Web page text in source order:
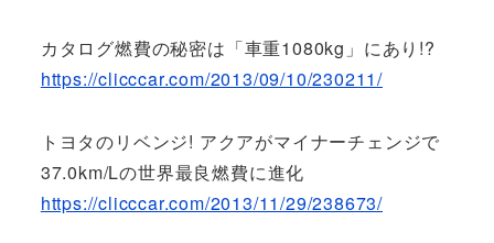
カタログ燃費の秘密は「車重1080kg」にあり!?
https://clicccar.com/2013/09/10/230211/
トヨタのリベンジ! アクアがマイナーチェンジで
37.0km/Lの世界最良燃費に進化
https://clicccar.com/2013/11/29/238673/